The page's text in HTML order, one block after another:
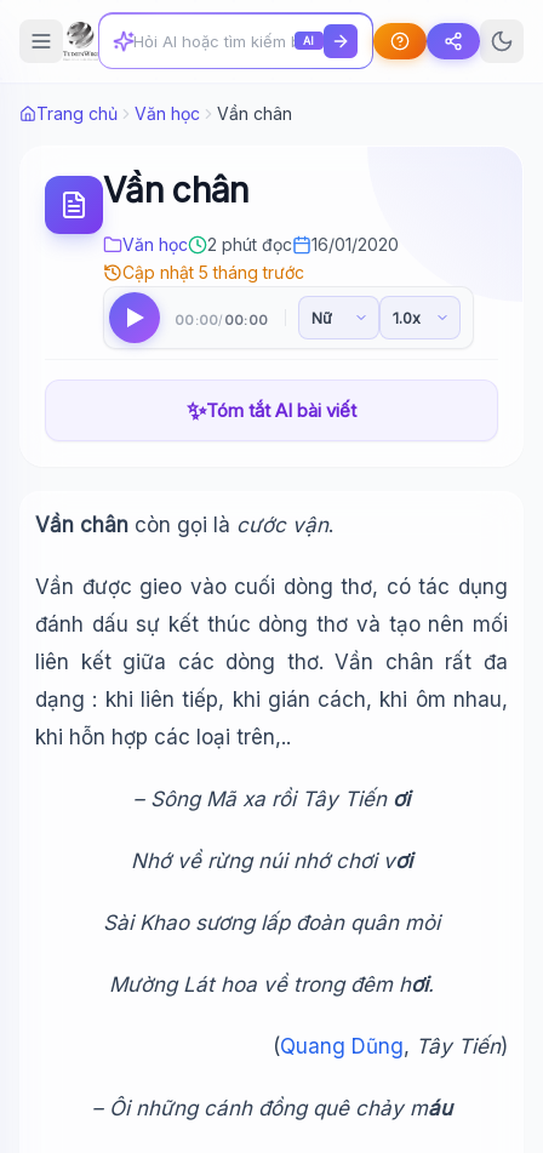
AI
Trang chủ Văn học Vần chân
Vần chân
Văn học 2 phút đọc
16/01/2020
Cập nhật 5 tháng trước
00:00/ 00:00
✨Tóm tắt AI bài viết
Vần chân còn gọi là cước vận.
Vần được gieo vào cuối dòng thơ, có tác dụng
đánh dấu sự kết thúc dòng thơ và tạo nên mối
liên kết giữa các dòng thơ. Vần chân rất đa
dạng : khi liên tiếp, khi gián cách, khi ôm nhau,
khi hỗn hợp các loại trên,..
– Sông Mã xa rồi Tây Tiến ơi
Nhớ về rừng núi nhớ chơi vơi
Sài Khao sương lấp đoàn quân mỏi
Mường Lát hoa về trong đêm hơi.
(Quang Dũng, Tây Tiến)
– Ôi những cánh đồng quê chảy máu